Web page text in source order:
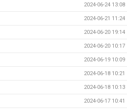
2024-06-24 13:08
2024-06-21 11:24
2024-06-20 19:14
2024-06-20 10:17
2024-06-19 10:09
2024-06-18 10:21
2024-06-18 10:13
2024-06-17 10:41